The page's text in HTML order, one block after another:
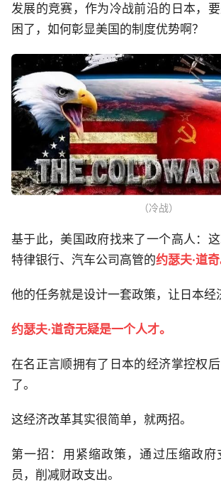
发展的竞赛，作为冷战前沿的日本，
困了，如何彰显美国的制度优势啊？
（冷战）
基于此，美国政府找来了一个高人：
特律银行、汽车公司高管的约瑟夫·道奇
他的任务就是设计一套政策，让日本经
约瑟夫·道奇无疑是一个人才。
在名正言顺拥有了日本的经济掌控权
了。
这经济改革其实很简单，就两招。
第一招：用紧缩政策，通过压缩政府
员，削减财政支出。